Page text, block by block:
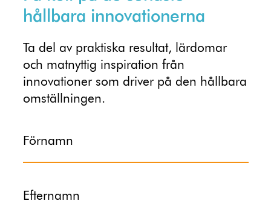
hållbara innovationerna
Ta del av praktiska resultat, lärdomar
och matnyttig inspiration från
innovationer som driver på den hållbara
omställningen.
Förnamn
Efternamn